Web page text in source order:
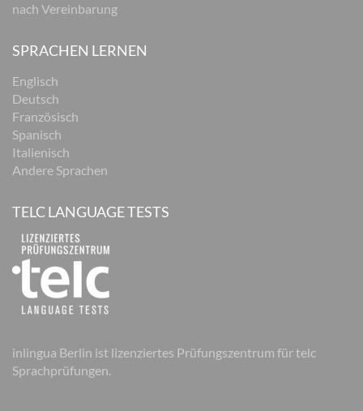
nach Vereinbarung
SPRACHEN LERNEN
Englisch
Deutsch
Französisch
Spanisch
Italienisch
Andere Sprachen
TELC LANGUAGE TESTS
inlingua Berlin ist lizenziertes Prüfungszentrum für telc
Sprachprüfungen.